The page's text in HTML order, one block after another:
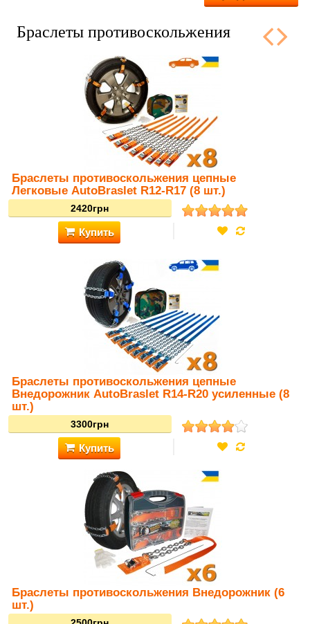
Браслеты противоскольжения
Браслеты противоскольжения цепные
Легковые AutoBraslet R12-R17 (8 шт.)
Браслеты противоскольжения цепные
Внедорожник AutoBraslet R14-R20 усиленные (8
шт.)
Браслеты противоскольжения Внедорожник (6
шт.)